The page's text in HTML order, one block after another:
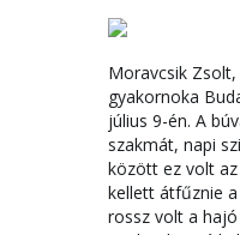
Moravcsik
gyakornoka
július 9-én. A
szakmát, napi
között ez volt
kellett átfűznie
rossz volt a